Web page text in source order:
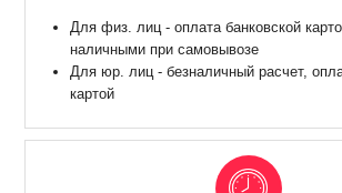
Для физ. лиц - оплата банковской
наличными при самовывозе
Для юр. лиц - безналичный расчет,
картой